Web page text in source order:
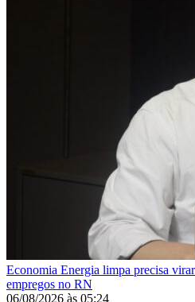
Economia Energia limpa precisa
empregos no RN
06/08/2026 às 05:24